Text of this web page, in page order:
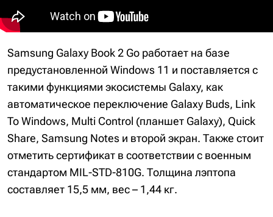
Samsung Galaxy Book 2 Go работает на базе
предустановленной Windows 11 и поставляется с
такими функциями экосистемы Galaxy, как
автоматическое переключение Galaxy Buds, Link
To Windows, Multi Control (планшет Galaxy), Quick
Share, Samsung Notes и второй экран. Также стоит
отметить сертификат в соответствии с военным
стандартом MIL-STD-810G. Толщина лэптопа
составляет 15,5 мм, вес – 1,44 кг.